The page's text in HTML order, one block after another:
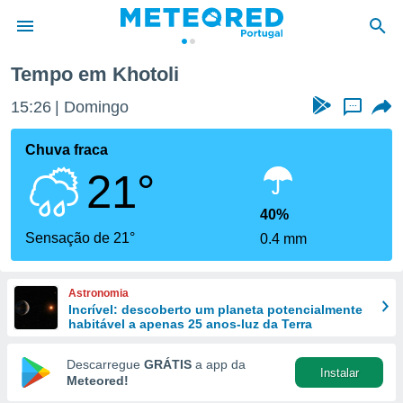
da
foi
fornecidas
a este
das
e
forma
digital
Tempo em Khotoli
15:26 Domingo ...
Chuva fraca
21°
Sensação de 21°
40%
0.4 mm
Astronomia
Incrível: descoberto um planeta potencialmente
habitável a apenas 25 anos-luz da Terra
Descarregue GRÁTIS a app da
Meteored!
Instalar